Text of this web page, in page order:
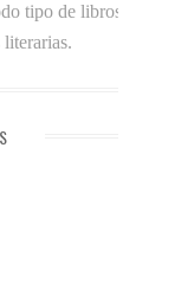
tipo de libros